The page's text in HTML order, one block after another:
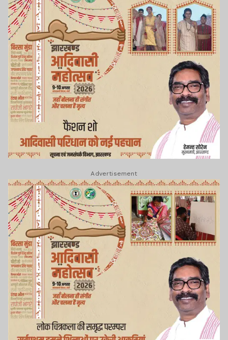
Advertisement